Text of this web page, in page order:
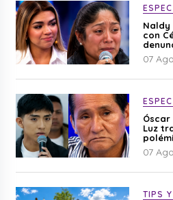
Naldy
con
07
Luz
07
TIPS